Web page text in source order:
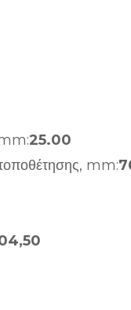
25.00
mm: